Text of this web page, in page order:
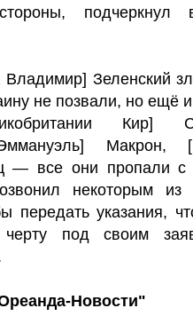
подчеркнул
Зеленский
не позвали, но ещё
Кир]
Макрон,
— все они пропали с
некоторым из
передать указания,
под своим
Новости"